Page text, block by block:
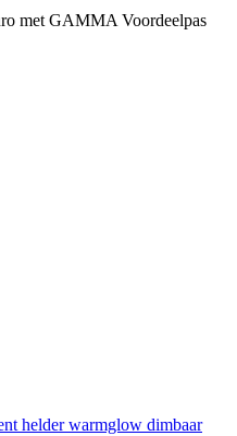
met GAMMA Voordeelpas
helder warmglow dimbaar